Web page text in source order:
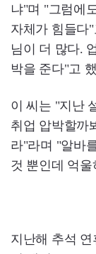
냐"며 "그럼에
자체가 힘들다
님이 더 많다.
박을 준다"고
이 씨는 "지난
취업 압박할까
라"라며 "알바
것 뿐인데 억
지난해 추석